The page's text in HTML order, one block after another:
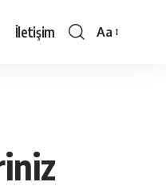
İletişim
Yazı
Aa